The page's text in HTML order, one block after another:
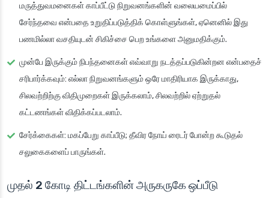
மருத்துவமனைகள் காப்பீட்டு நிறுவனங்களின் வலையமைப்பில்
சேர்ந்தவை என்பதை உறுதிப்படுத்திக் கொள்ளுங்கள், ஏனெனில் இது
பணமில்லா வசதியுடன் சிகிச்சை பெற உங்களை அனுமதிக்கும்.
முன்பே இருக்கும் நிபந்தனைகள் எவ்வாறு நடத்தப்படுகின்றன என்பதைச்
சரிபார்க்கவும்: எல்லா நிறுவனங்களும் ஒரே மாதிரியாக இருக்காது,
சிலவற்றிற்கு விதிமுறைகள் இருக்கலாம், சிலவற்றில் ஏற்றுதல்
கட்டணங்கள் விதிக்கப்படலாம்.
சேர்க்கைகள்: மகப்பேறு காப்பீடு; தீவிர நோய் ரைடர் போன்ற கூடுதல்
சலுகைகளைப் பாருங்கள்.
முதல் 2 கோடி திட்டங்களின் அருகருகே ஒப்பீடு